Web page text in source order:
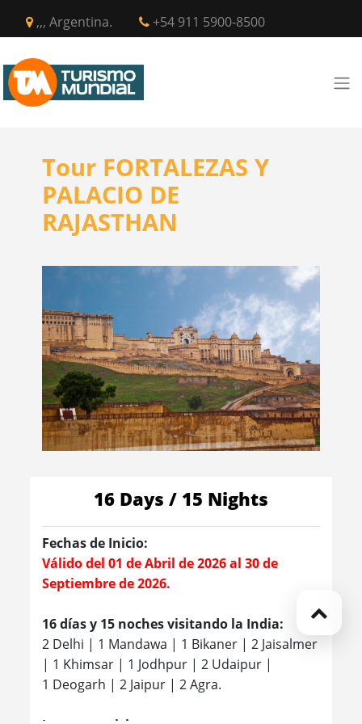
,,, Argentina. +54 911 5900-8500
Tour FORTALEZAS Y
PALACIO DE
RAJASTHAN
16 Days / 15 Nights
Fechas de Inicio:
Válido del 01 de Abril de 2026 al 30 de
Septiembre de 2026.
16 días y 15 noches visitando la India:
2 Delhi | 1 Mandawa | 1 Bikaner | 2 Jaisalmer
| 1 Khimsar | 1 Jodhpur | 2 Udaipur |
1 Deogarh | 2 Jaipur | 2 Agra.